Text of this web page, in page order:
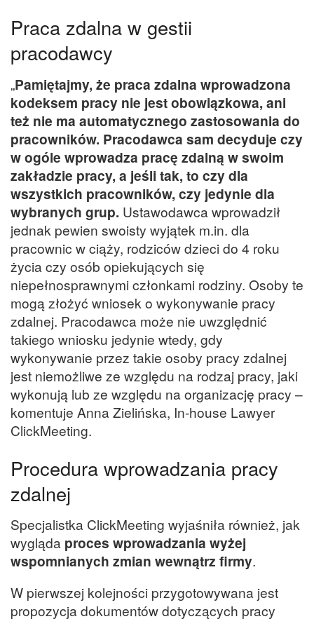
Praca zdalna w gestii
pracodawcy
„Pamiętajmy, że praca zdalna wprowadzona
kodeksem pracy nie jest obowiązkowa, ani
też nie ma automatycznego zastosowania do
pracowników. Pracodawca sam decyduje czy
w ogóle wprowadza pracę zdalną w swoim
zakładzie pracy, a jeśli tak, to czy dla
wszystkich pracowników, czy jedynie dla
wybranych grup. Ustawodawca wprowadził
jednak pewien swoisty wyjątek m.in. dla
pracownic w ciąży, rodziców dzieci do 4 roku
życia czy osób opiekujących się
niepełnosprawnymi członkami rodziny. Osoby te
mogą złożyć wniosek o wykonywanie pracy
zdalnej. Pracodawca może nie uwzględnić
takiego wniosku jedynie wtedy, gdy
wykonywanie przez takie osoby pracy zdalnej
jest niemożliwe ze względu na rodzaj pracy, jaki
wykonują lub ze względu na organizację pracy –
komentuje Anna Zielińska, In-house Lawyer
ClickMeeting.
Procedura wprowadzania pracy
zdalnej
Specjalistka ClickMeeting wyjaśniła również, jak
wygląda proces wprowadzania wyżej
wspomnianych zmian wewnątrz firmy.
W pierwszej kolejności przygotowywana jest
propozycja dokumentów dotyczących pracy